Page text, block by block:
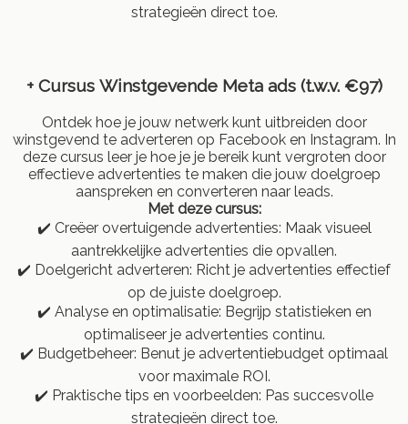
strategieën direct toe.
+ CursusWinstgevende Meta ads (t.w.v. €97)
Ontdek hoe je jouw netwerk kunt uitbreiden door
winstgevend te adverteren op Facebook en Instagram. In
deze cursus leer je hoe je je bereik kunt vergroten door
effectieve advertenties te maken die jouw doelgroep
aanspreken en converteren naar leads.
Met deze cursus:
✔️ Creëer overtuigende advertenties: Maak visueel
aantrekkelijke advertenties die opvallen.
✔️ Doelgericht adverteren: Richt je advertenties effectief
op de juiste doelgroep.
✔️ Analyse en optimalisatie: Begrijp statistieken en
optimaliseer je advertenties continu.
✔️ Budgetbeheer: Benut je advertentiebudget optimaal
voor maximale ROI.
✔️ Praktische tips en voorbeelden: Pas succesvolle
strategieën direct toe.